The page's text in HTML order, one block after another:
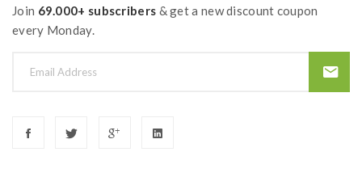
Nikotinsalz E-Liquid
Inhalt
10ml
PG / VG Verhältnis
Join 69.000+ subscribers & get a new discount coupon
every Monday.